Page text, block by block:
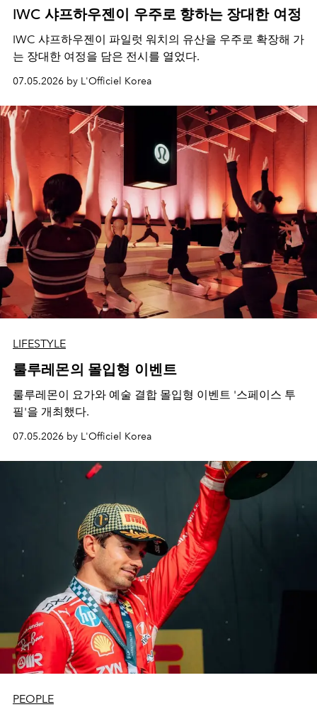
IWC 샤프하우젠이 우주로 향하는 장대한 여정
IWC 샤프하우젠이 파일럿 워치의 유산을 우주로 확장해 가
는 장대한 여정을 담은 전시를 열었다.
07.05.2026 by L'Officiel Korea
LIFESTYLE
룰루레몬의 몰입형 이벤트
룰루레몬이 요가와 예술 결합 몰입형 이벤트 '스페이스 투
필'을 개최했다.
07.05.2026 by L'Officiel Korea
PEOPLE